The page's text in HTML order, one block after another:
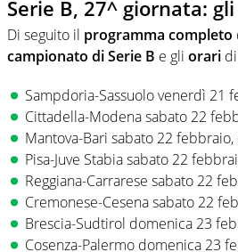
Serie B, 27^ giornata:
Di seguito il programma completo
campionato di Serie B e gli orari
Sampdoria-Sassuolo venerdì 21
Cittadella-Modena sabato 22
Mantova-Bari sabato 22
Pisa-Juve Stabia sabato 22
Reggiana-Carrarese sabato 22
Cremonese-Cesena sabato 22
Brescia-Sudtirol domenica 23
Cosenza-Palermo domenica 23